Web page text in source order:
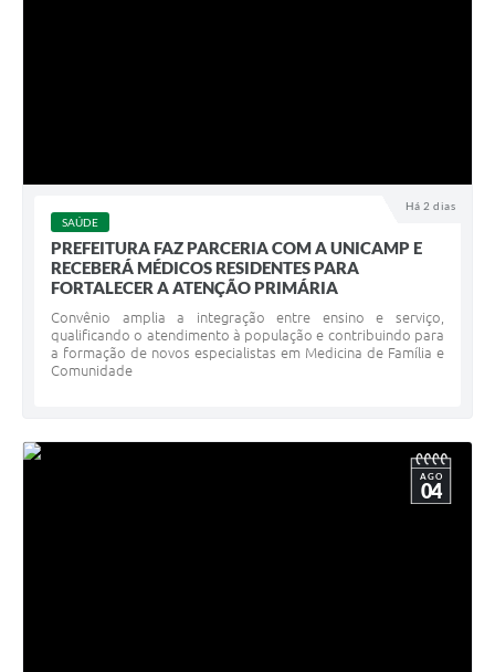
Há 2 dias
SAÚDE
PREFEITURA FAZ PARCERIA COM A UNICAMP E
RECEBERÁ MÉDICOS RESIDENTES PARA
FORTALECER A ATENÇÃO PRIMÁRIA
Convênio amplia a integração entre ensino e serviço,
qualificando o atendimento à população e contribuindo para
a formação de novos especialistas em Medicina de Família e
Comunidade
AGO
04